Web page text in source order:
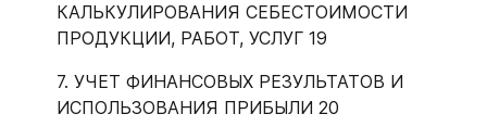
КАЛЬКУЛИРОВАНИЯ СЕБЕСТОИМОСТИ
ПРОДУКЦИИ, РАБОТ, УСЛУГ 19
7. УЧЕТ ФИНАНСОВЫХ РЕЗУЛЬТАТОВ И
ИСПОЛЬЗОВАНИЯ ПРИБЫЛИ 20